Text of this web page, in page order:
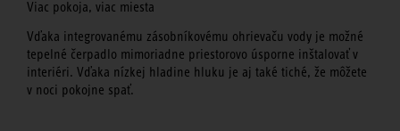
Viac pokoja, viac miesta
Vďaka integrovanému zásobníkovému ohrievaču vody je možné
tepelné čerpadlo mimoriadne priestorovo úsporne inštalovať v
interiéri. Vďaka nízkej hladine hluku je aj také tiché, že môžete
v noci pokojne spať.